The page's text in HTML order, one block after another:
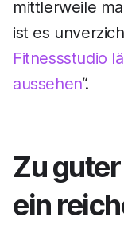
mittlerweile
ist es
Fitnessstudio
aussehen“.
Zu
ein